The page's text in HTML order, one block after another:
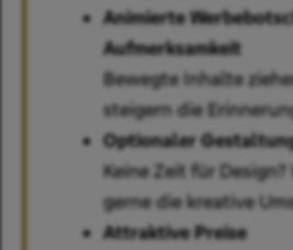
Animierte
Aufmerksamkeit
Bewegte Inhalte
steigern die
Optionaler
Keine Zeit für
gerne die kreative
Attraktive Preise